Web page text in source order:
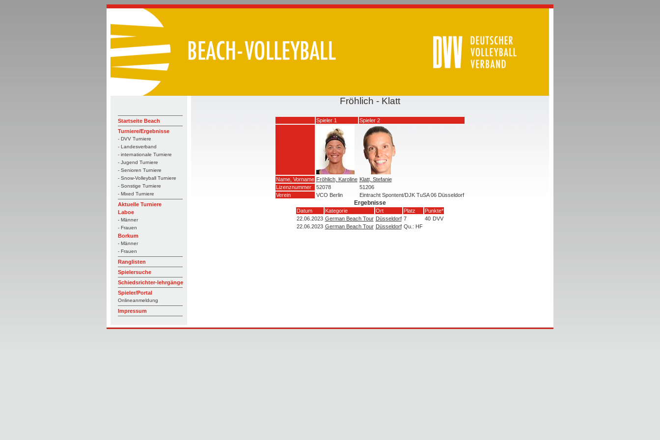
Startseite Beach
Turniere/Ergebnisse
- DVV Turniere
- Landesverband
- internationale Turniere
- Jugend Turniere
- Senioren Turniere
- Snow-Volleyball Turniere
- Sonstige Turniere
- Mixed Turniere
Aktuelle Turniere
Laboe
- Männer
- Frauen
Borkum
- Männer
- Frauen
Ranglisten
Spielersuche
Schiedsrichter-lehrgänge
Spieler/Portal
Onlineanmeldung
Impressum
Fröhlich - Klatt
Spieler 1 Spieler 2
Name, Vorname Fröhlich, Karoline Klatt, Stefanie
Lizenznummer
52078
51206
Verein
VCO Berlin Eintracht Spontent/DJK TuSA 06 Düsseldorf
Ergebnisse
Datum Kategorie Ort Platz
Punkte*
22.06.2023 German Beach Tour Düsseldorf 7 40 DVV
22.06.2023 German Beach Tour Düsseldorf Qu.: HF